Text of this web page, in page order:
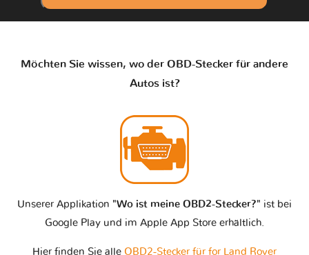
Möchten Sie wissen, wo der OBD-Stecker für andere
Autos ist?
Unserer Applikation "Wo ist meine OBD2-Stecker?" ist bei
Google Play und im Apple App Store erhältlich.
Hier finden Sie alle OBD2-Stecker für for Land Rover